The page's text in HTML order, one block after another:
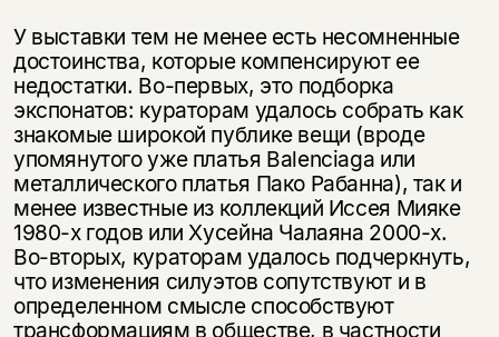
У выставки тем не менее есть несомненные
достоинства, которые компенсируют ее
недостатки. Во-первых, это подборка
экспонатов: кураторам удалось собрать как
знакомые широкой публике вещи (вроде
упомянутого уже платья Balenciaga или
металлического платья Пако Рабанна), так и
менее известные из коллекций Иссея Мияке
1980-х годов или Хусейна Чалаяна 2000-х.
Во-вторых, кураторам удалось подчеркнуть,
что изменения силуэтов сопутствуют и в
определенном смысле способствуют
трансформациям в обществе, в частности